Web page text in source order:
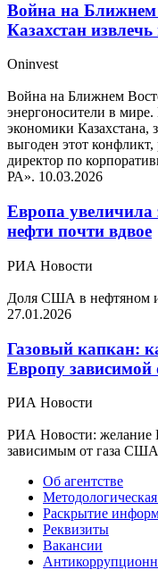
Война на Ближнем
Казахстан
Oninvest
Война на Ближнем
энергоносители в
экономики Казахстана,
выгоден этот
директор по
РА». 10.03.2026
Европа увеличила
нефти почти вдвое
РИА Новости
Доля США в нефтяном
27.01.2026
Газовый капкан:
Европу
РИА Новости
РИА Новости: желание
зависимым от газа США
Об агентстве
Методологическая
Раскрытие
Реквизиты
Вакансии